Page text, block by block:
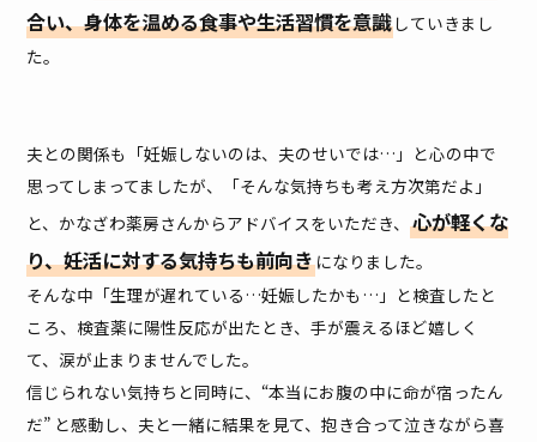
合い、身体を温める食事や生活習慣を意識 していきまし
た。
夫との関係も「妊娠しないのは、夫のせいでは…」と心の中で
思ってしまってましたが、「そんな気持ちも考え方次第だよ」
と、かなざわ薬房さんからアドバイスをいただき、心が軽くな
り、妊活に対する気持ちも前向きになりました。
そんな中「生理が遅れている…妊娠したかも…」と検査したと
ころ、検査薬に陽性反応が出たとき、手が震えるほど嬉しく
て、涙が止まりませんでした。
信じられない気持ちと同時に、“本当にお腹の中に命が宿ったん
だ” と感動し、夫と一緒に結果を見て、抱き合って泣きながら喜